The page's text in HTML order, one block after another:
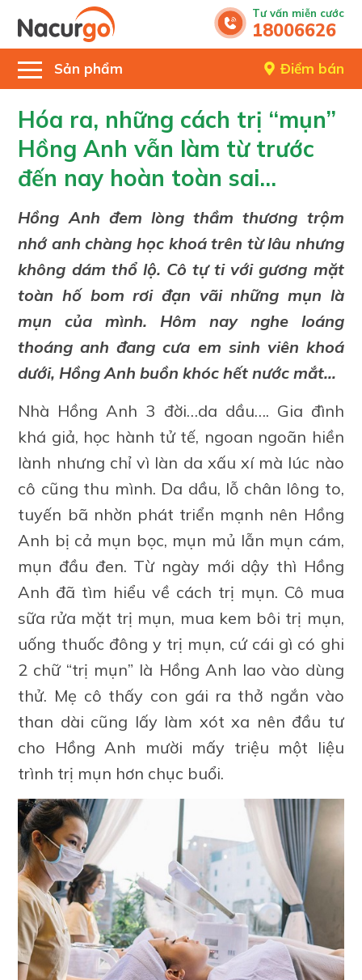
Tư vấn miễn cước
18006626
Sản phẩm Điểm bán
Hóa ra, những cách trị “mụn”
Hồng Anh vẫn làm từ trước
đến nay hoàn toàn sai…
Hồng Anh đem lòng thầm thương trộm
nhớ anh chàng học khoá trên từ lâu nhưng
không dám thổ lộ. Cô tự ti với gương mặt
toàn hố bom rơi đạn vãi những mụn là
mụn của mình. Hôm nay nghe loáng
thoáng anh đang cưa em sinh viên khoá
dưới, Hồng Anh buồn khóc hết nước mắt…
Nhà Hồng Anh 3 đời…da dầu…. Gia đình
khá giả, học hành tử tế, ngoan ngoãn hiền
lành nhưng chỉ vì làn da xấu xí mà lúc nào
cô cũng thu mình. Da dầu, lỗ chân lông to,
tuyến bã nhờn phát triển mạnh nên Hồng
Anh bị cả mụn bọc, mụn mủ lẫn mụn cám,
mụn đầu đen. Từ ngày mới dậy thì Hồng
Anh đã tìm hiểu về cách trị mụn. Cô mua
sữa rửa mặt trị mụn, mua kem bôi trị mụn,
uống thuốc đông y trị mụn, cứ cái gì có ghi
2 chữ “trị mụn” là Hồng Anh lao vào dùng
thử. Mẹ cô thấy con gái ra thở ngắn vào
than dài cũng lấy làm xót xa nên đầu tư
cho Hồng Anh mười mấy triệu một liệu
trình trị mụn hơn chục buổi.